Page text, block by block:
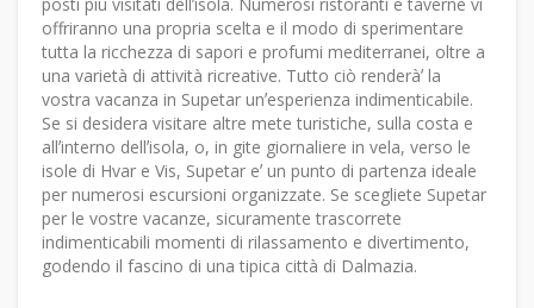
offriranno una propria scelta e il modo di sperimentare
tutta la ricchezza di sapori e profumi mediterranei, oltre a
una varietà di attività ricreative. Tutto ciò renderàʼ la
vostra vacanza in Supetar unʼesperienza indimenticabile.
Se si desidera visitare altre mete turistiche, sulla costa e
allʼinterno dellʼisola, o, in gite giornaliere in vela, verso le
isole di Hvar e Vis, Supetar eʼ un punto di partenza ideale
per numerosi escursioni organizzate. Se scegliete Supetar
per le vostre vacanze, sicuramente trascorrete
indimenticabili momenti di rilassamento e divertimento,
godendo il fascino di una tipica città di Dalmazia.